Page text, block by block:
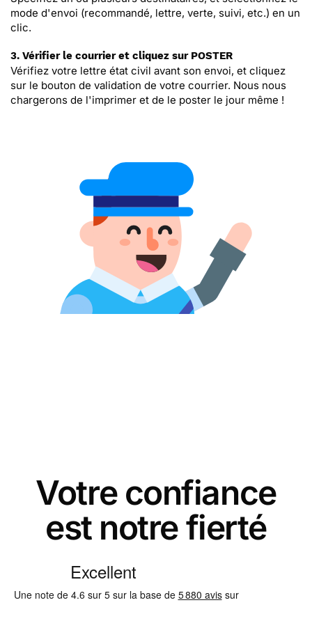
mode d'envoi (recommandé, lettre, verte, suivi, etc.) en un
clic.
3. Vérifier le courrier et cliquez sur POSTER
Vérifiez votre lettre état civil avant son envoi, et cliquez
sur le bouton de validation de votre courrier. Nous nous
chargerons de l'imprimer et de le poster le jour même !
Votre confiance
est notre fierté